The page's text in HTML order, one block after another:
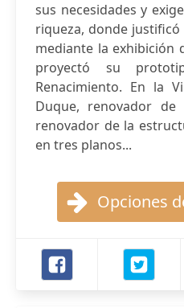
sus necesidades y
riqueza, donde
mediante la exhibición
proyectó su
Renacimiento. En la
Duque, renovador
renovador de la
en tres planos...
Opciones